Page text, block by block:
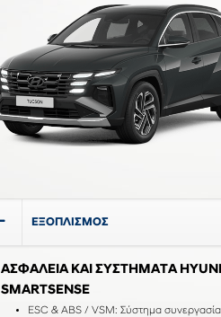
ΕΞΟΠΛΙΣΜΟΣ
ΑΣΦΑΛΕΙΑ ΚΑΙ ΣΥΣΤΗΜΑΤΑ
SMARTSENSE
ESC & ABS / VSM: Σύστημα